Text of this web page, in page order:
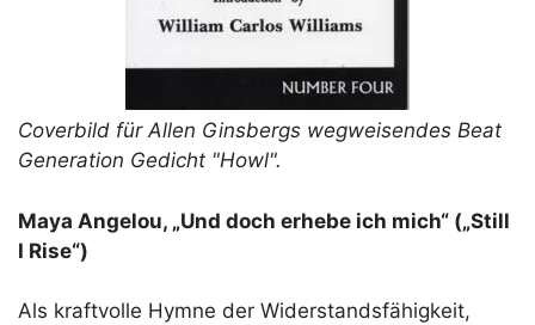
Coverbild für Allen Ginsbergs wegweisendes Beat
Generation Gedicht "Howl".
Maya Angelou, „Und doch erhebe ich mich“ („Still
I Rise“)
Als kraftvolle Hymne der Widerstandsfähigkeit,